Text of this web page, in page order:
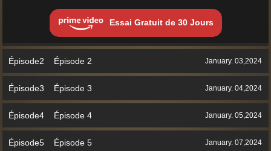
Essai Gratuit de 30 Jours
Épisode2 Épisode 2 January. 03,2024
Épisode3 Épisode 3 January. 04,2024
Épisode4 Épisode 4 January. 05,2024
Épisode5 Épisode 5 January. 07,2024